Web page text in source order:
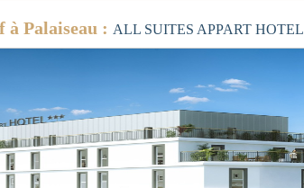
à Palaiseau : ALL SUITES APPART HOTEL